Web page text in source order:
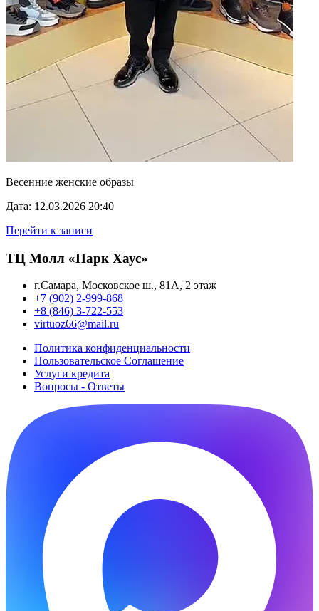
Весенние женские образы
Дата: 12.03.2026 20:40
Перейти к записи
ТЦ Молл «Парк Хаус»
г.Самара, Московское ш., 81А, 2 этаж
+7 (902) 2-999-868
+8 (846) 3-722-553
virtuoz66@mail.ru
Политика конфиденциальности
Пользовательское Cоглашение
Услуги кредита
Вопросы - Ответы